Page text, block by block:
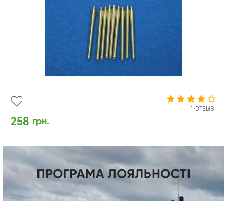
1 ОТЗЫВ
258 грн.